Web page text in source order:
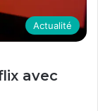
Actualité
avec